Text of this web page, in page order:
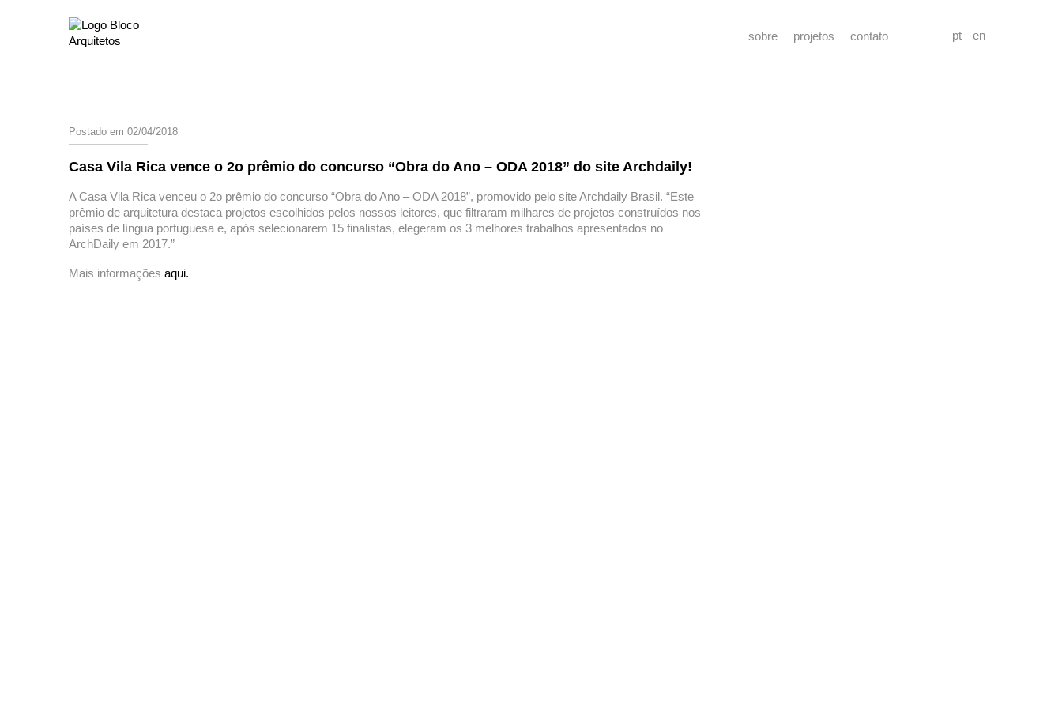
pt en
sobre projetos contato
Postado em 02/04/2018
Casa Vila Rica vence o 2o prêmio do concurso “Obra do Ano – ODA 2018” do site Archdaily!
A Casa Vila Rica venceu o 2o prêmio do concurso “Obra do Ano – ODA 2018”, promovido pelo site Archdaily Brasil. “Este
prêmio de arquitetura destaca projetos escolhidos pelos nossos leitores, que filtraram milhares de projetos construídos nos
países de língua portuguesa e, após selecionarem 15 finalistas, elegeram os 3 melhores trabalhos apresentados no
ArchDaily em 2017.”
Mais informações aqui.